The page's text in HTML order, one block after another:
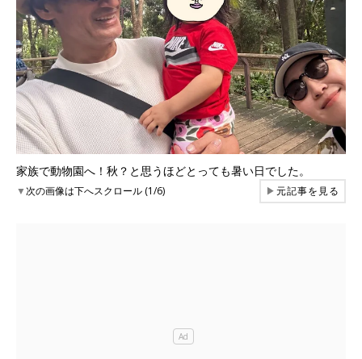
家族で動物園へ！秋？と思うほどとっても暑い日でした。
▼次の画像は下へスクロール (1/6) ▶元記事を見る